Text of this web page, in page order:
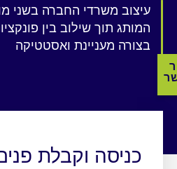
עיצוב משרדי החברה בשני
המותג תוך שילוב בין
בצורה מעניינת ואסטטיקה
כניסה וקבלת